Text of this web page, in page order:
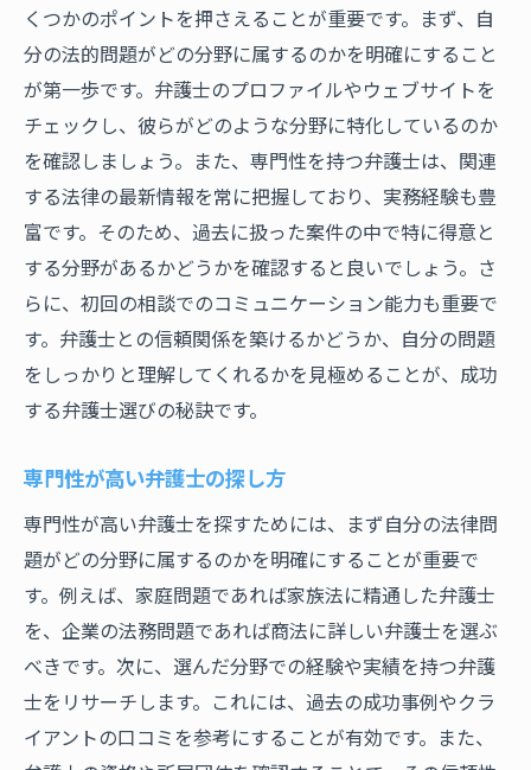
くつかのポイントを押さえることが重要です。まず、自
分の法的問題がどの分野に属するのかを明確にすること
が第一歩です。弁護士のプロファイルやウェブサイトを
チェックし、彼らがどのような分野に特化しているのか
を確認しましょう。また、専門性を持つ弁護士は、関連
する法律の最新情報を常に把握しており、実務経験も豊
富です。そのため、過去に扱った案件の中で特に得意と
する分野があるかどうかを確認すると良いでしょう。さ
らに、初回の相談でのコミュニケーション能力も重要で
す。弁護士との信頼関係を築けるかどうか、自分の問題
をしっかりと理解してくれるかを見極めることが、成功
する弁護士選びの秘訣です。
専門性が高い弁護士の探し方
専門性が高い弁護士を探すためには、まず自分の法律問
題がどの分野に属するのかを明確にすることが重要で
す。例えば、家庭問題であれば家族法に精通した弁護士
を、企業の法務問題であれば商法に詳しい弁護士を選ぶ
べきです。次に、選んだ分野での経験や実績を持つ弁護
士をリサーチします。これには、過去の成功事例やクラ
イアントの口コミを参考にすることが有効です。また、